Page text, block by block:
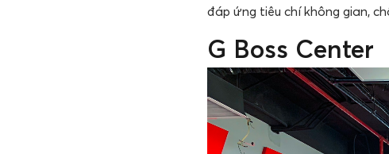
đáp ứng tiêu chí không gian,
G Boss Center